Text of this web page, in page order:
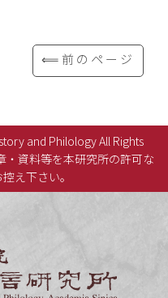
⟸前のページ
and Philology All Rights
・資料等を本研究所の許可な
え下さい。